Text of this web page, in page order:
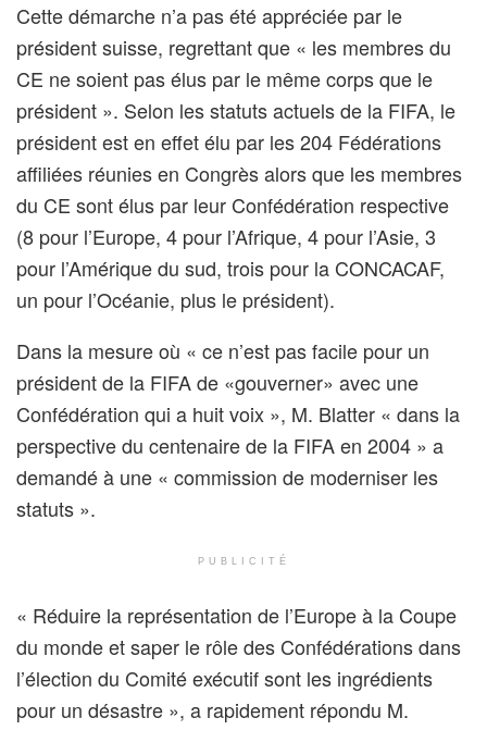
Cette démarche n’a pas été appréciée par le
président suisse, regrettant que « les membres du
CE ne soient pas élus par le même corps que le
président ». Selon les statuts actuels de la FIFA, le
président est en effet élu par les 204 Fédérations
affiliées réunies en Congrès alors que les membres
du CE sont élus par leur Confédération respective
(8 pour l’Europe, 4 pour l’Afrique, 4 pour l’Asie, 3
pour l’Amérique du sud, trois pour la CONCACAF,
un pour l’Océanie, plus le président).
Dans la mesure où « ce n’est pas facile pour un
président de la FIFA de «gouverner» avec une
Confédération qui a huit voix », M. Blatter « dans la
perspective du centenaire de la FIFA en 2004 » a
demandé à une « commission de moderniser les
statuts ».
PUBLICITÉ
« Réduire la représentation de l’Europe à la Coupe
du monde et saper le rôle des Confédérations dans
l’élection du Comité exécutif sont les ingrédients
pour un désastre », a rapidement répondu M.